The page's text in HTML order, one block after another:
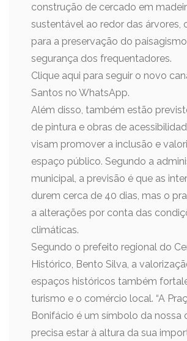
construção de cercado em
sustentável ao redor das árvores,
para a preservação do
segurança dos frequentadores.
Clique aqui para seguir o novo
Santos no WhatsApp.
Além disso, também estão
de pintura e obras de
visam promover a inclusão e
espaço público. Segundo a
municipal, a previsão é que as
durem cerca de 40 dias, mas o
a alterações por conta das
climáticas.
Segundo o prefeito regional do
Histórico, Bento Silva, a
espaços históricos também
turismo e o comércio local. “A
Bonifácio é um símbolo da nossa
precisa estar à altura da sua